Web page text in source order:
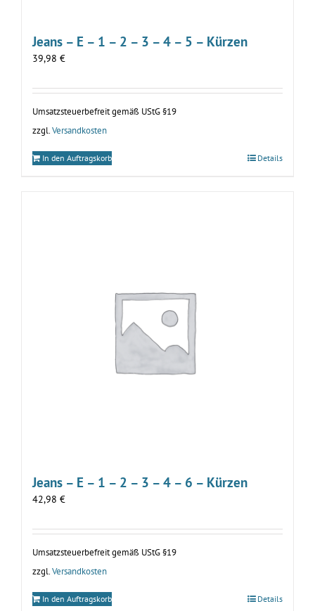
Jeans – E – 1 – 2 – 3 – 4 – 5 – Kürzen
39,98 €
Umsatzsteuerbefreit gemäß UStG §19
zzgl.Versandkosten
In den Auftragskorb Details
Jeans – E – 1 – 2 – 3 – 4 – 6 – Kürzen
42,98 €
Umsatzsteuerbefreit gemäß UStG §19
zzgl. Versandkosten
In den Auftragskorb Details